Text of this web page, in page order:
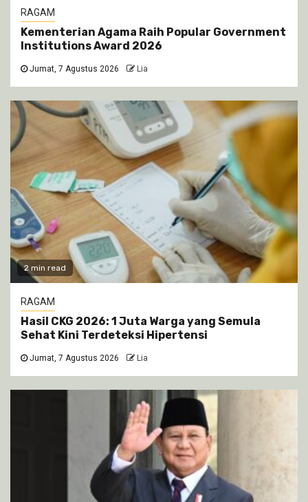
RAGAM
Kementerian Agama Raih Popular Government
Institutions Award 2026
Jumat, 7 Agustus 2026 Lia
2 min read
RAGAM
Hasil CKG 2026: 1 Juta Warga yang Semula
Sehat Kini Terdeteksi Hipertensi
Jumat, 7 Agustus 2026 Lia